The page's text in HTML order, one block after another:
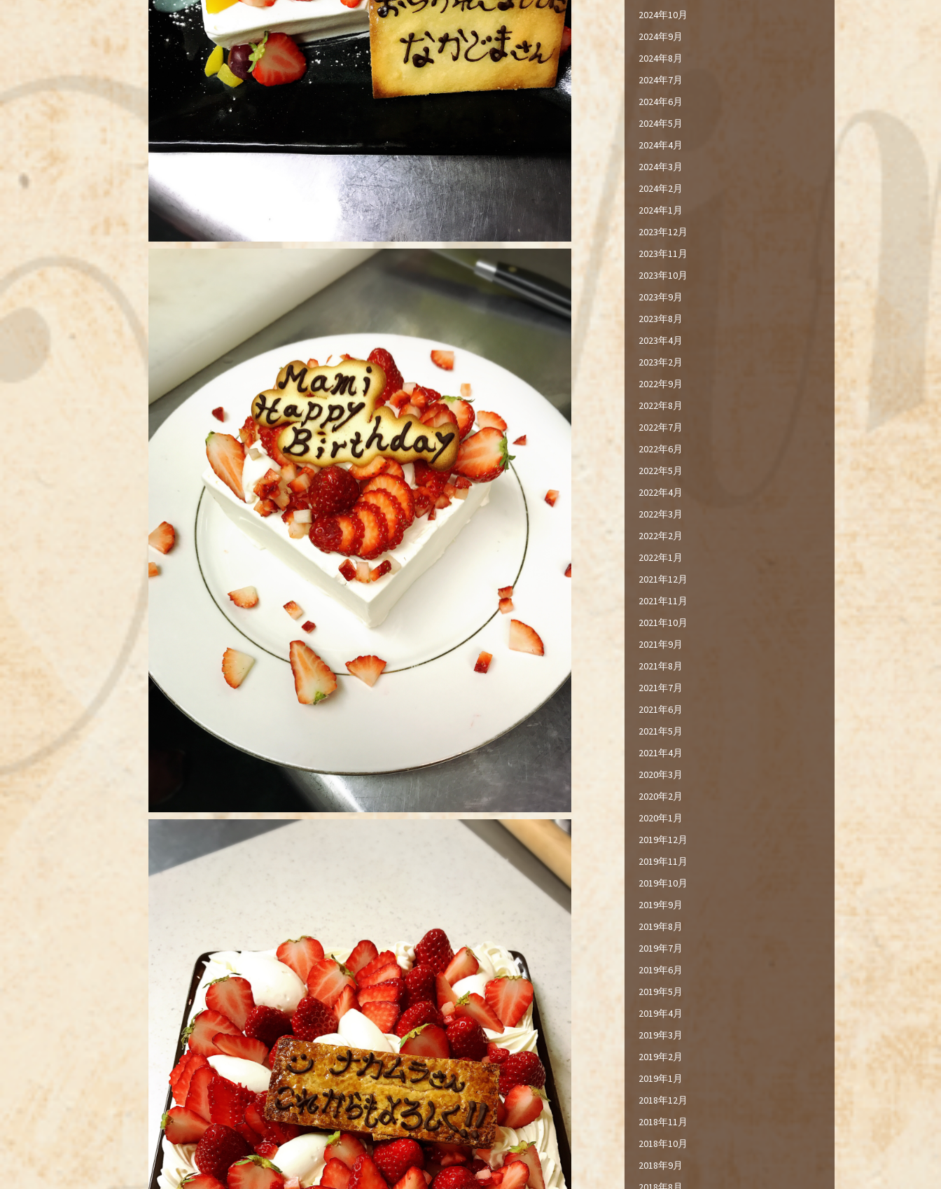
2024年10月
2024年9月
2024年8月
2024年7月
2024年6月
2024年5月
2024年4月
2024年3月
2024年2月
2024年1月
2023年12月
2023年11月
2023年10月
2023年9月
2023年8月
2023年4月
2023年2月
2022年9月
2022年8月
2022年7月
2022年6月
2022年5月
2022年4月
2022年3月
2022年2月
2022年1月
2021年12月
2021年11月
2021年10月
2021年9月
2021年8月
2021年7月
2021年6月
2021年5月
2021年4月
2020年3月
2020年2月
2020年1月
2019年12月
2019年11月
2019年10月
2019年9月
2019年8月
2019年7月
2019年6月
2019年5月
2019年4月
2019年3月
2019年2月
2019年1月
2018年12月
2018年11月
2018年10月
2018年9月